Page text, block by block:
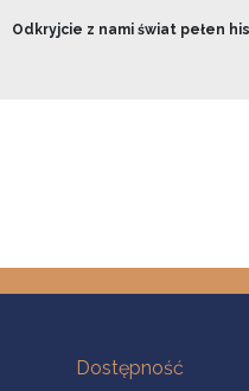
Odkryjcie z nami świat pełen
Na skróty
Dostępność